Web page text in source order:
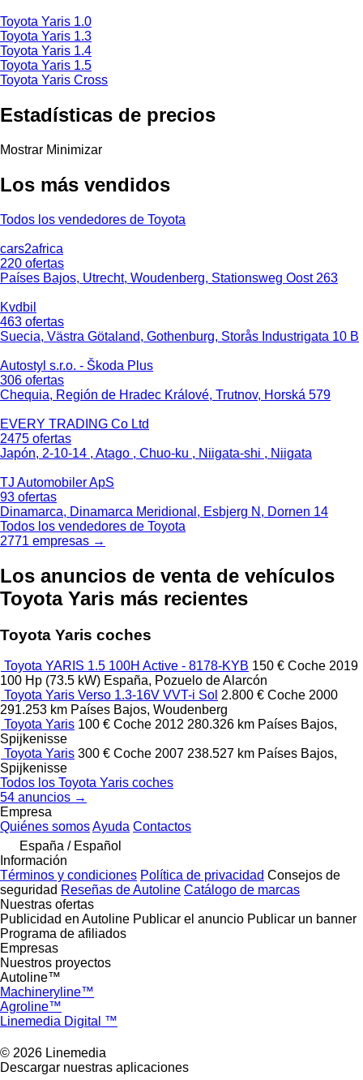
Toyota Yaris 1.0
Toyota Yaris 1.3
Toyota Yaris 1.4
Toyota Yaris 1.5
Toyota Yaris Cross
Estadísticas de precios
Mostrar Minimizar
Los más vendidos
Todos los vendedores de Toyota
cars2africa
220 ofertas
Países Bajos, Utrecht, Woudenberg, Stationsweg Oost 263
Kvdbil
463 ofertas
Suecia, Västra Götaland, Gothenburg, Storås Industrigata 10 B
Autostyl s.r.o. - Škoda Plus
306 ofertas
Chequia, Región de Hradec Králové, Trutnov, Horská 579
EVERY TRADING Co Ltd
2475 ofertas
Japón, 2-10-14 , Atago , Chuo-ku , Niigata-shi , Niigata
TJ Automobiler ApS
93 ofertas
Dinamarca, Dinamarca Meridional, Esbjerg N, Dornen 14
Todos los vendedores de Toyota
2771 empresas →
Los anuncios de venta de vehículos
Toyota Yaris más recientes
Toyota Yaris coches
Toyota YARIS 1.5 100H Active - 8178-KYB 150 € Coche 2019
100 Hp (73.5 kW) España, Pozuelo de Alarcón
Toyota Yaris Verso 1.3-16V VVT-i Sol 2.800 € Coche 2000
291.253 km Países Bajos, Woudenberg
Toyota Yaris 100 € Coche 2012 280.326 km Países Bajos,
Spijkenisse
Toyota Yaris 300 € Coche 2007 238.527 km Países Bajos,
Spijkenisse
Todos los Toyota Yaris coches
54 anuncios →
Empresa
Quiénes somosAyuda Contactos
España / Español
Información
Términos y condiciones Política de privacidad Consejos de
seguridad Reseñas de Autoline Catálogo de marcas
Nuestras ofertas
Publicidad en Autoline Publicar el anuncio Publicar un banner
Programa de afiliados
Empresas
Nuestros proyectos
Autoline™
Machineryline™
Agroline™
Linemedia Digital ™
© 2026 Linemedia
Descargar nuestras aplicaciones